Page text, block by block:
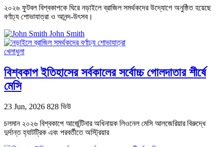
২০২৬ ফুটবল বিশ্বকাপকে ঘিরে নড়াইলে ব্রাজিল সমর্থকদের উদ্যোগে অনুষ্ঠিত হয়েছে
বর্ণাঢ্য শোভাযাত্রা ও আনন্দ-উৎসব।
John Smith
খেলাধুলা
বিশ্বকাপ ইতিহাসের সর্বকালের সর্বোচ্চ গোলদাতার শীর্ষে
মেসি
23 Jun, 2026 828 ভিউ
চলমান ২০২৬ বিশ্বকাপে আর্জেন্টিনার অধিনায়ক লিওনেল মেসি আলজেরিয়ার বিরুদ্ধে
দুর্দান্ত হ্যাটট্রিক এবং পরবর্তীতে অস্ট্রিয়ার